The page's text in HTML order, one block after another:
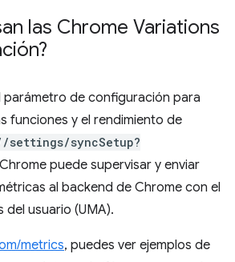
las Chrome Variations
parámetro de configuración para
funciones y el rendimiento de
settings/syncSetup?
puede supervisar y enviar
al backend de Chrome con el
del usuario (UMA).
metrics, puedes ver ejemplos de